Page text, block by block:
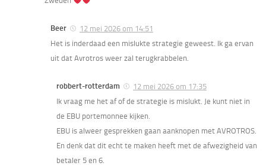
Beer
12 mei 2026 om 14:51
Het is inderdaad een mislukte strategie geweest. Ik ga ervan
uit dat Avrotros weer zal terugkrabbelen.
robbert-rotterdam
12 mei 2026 om 17:35
Ik vraag me het af of de strategie is mislukt. Je kunt niet in
de EBU portemonnee kijken.
EBU is alweer gesprekken gaan aanknopen met AVROTROS.
En denk dat dit echt te maken heeft met de afwezigheid van
betaler 5 en 6.